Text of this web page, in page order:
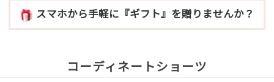
スマホから手軽に『ギフト』を贈りませんか？
コーディネートショーツ